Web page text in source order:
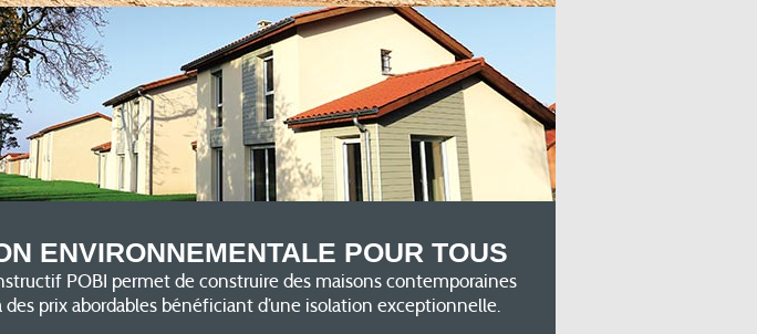
ENVIRONNEMENTALE POUR TOUS
POBI permet de construire des maisons contemporaines
des prix abordables bénéficiant d’une isolation exceptionnelle.